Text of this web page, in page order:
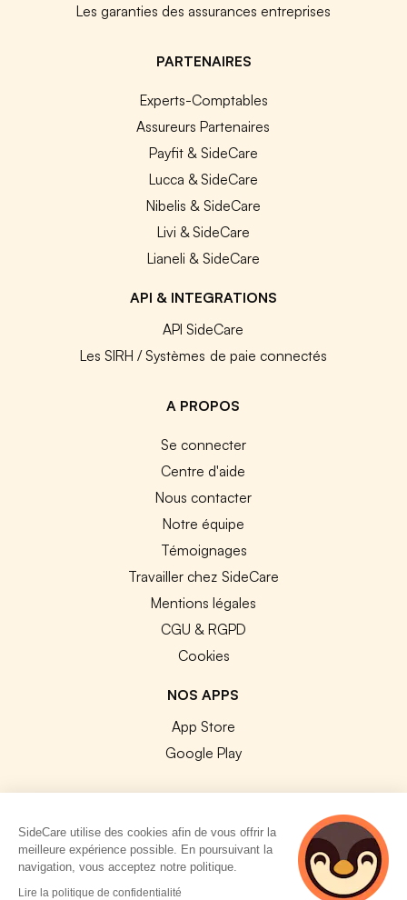
Les garanties des assurances entreprises
PARTENAIRES
Experts-Comptables
Assureurs Partenaires
Payfit & SideCare
Lucca & SideCare
Nibelis & SideCare
Livi & SideCare
Lianeli & SideCare
API & INTEGRATIONS
API SideCare
Les SIRH / Systèmes de paie connectés
A PROPOS
Se connecter
Centre d'aide
Nous contacter
Notre équipe
Témoignages
Travailler chez SideCare
Mentions légales
CGU & RGPD
Cookies
NOS APPS
App Store
Google Play
© 2026 SideCare. Tous droits réservés.
SideCare utilise des cookies afin de vous offrir la
meilleure expérience possible. En poursuivant la
navigation, vous acceptez notre politique.
Lire la politique de confidentialité
4 personnes